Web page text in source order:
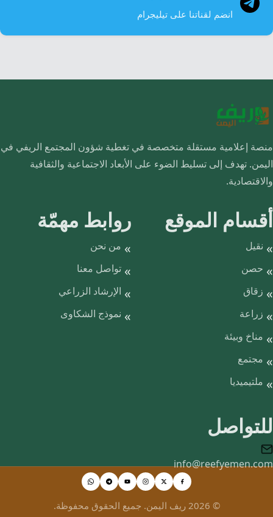
انضم لقناتنا على تيليجرام
منصة إعلامية مستقلة متخصصة في تغطية شؤون المجتمع الريفي في
اليمن. تهدف إلى تسليط الضوء على الأبعاد الاجتماعية والثقافية
والاقتصادية.
أقسام الموقع
نقيل
حصن
زقاق
زراعة
مناخ وبيئة
مجتمع
ملتيميديا
روابط مهمّة
من نحن
تواصل معنا
الإرشاد الزراعي
نموذج الشكاوى
للتواصل
info@reefyemen.com
© 2026 ريف اليمن. جميع الحقوق محفوظة.